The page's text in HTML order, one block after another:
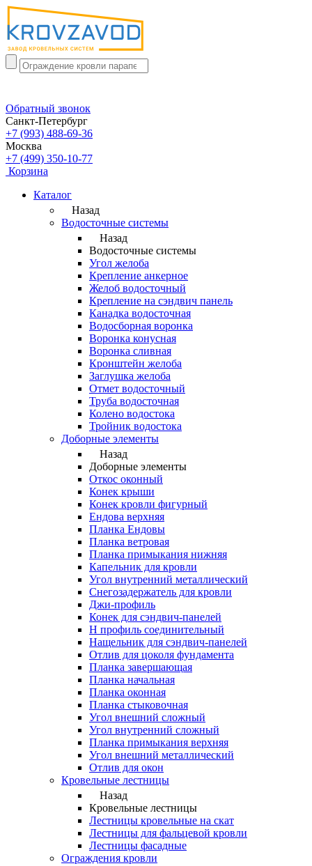
Обратный звонок
Санкт-Петербург
+7 (993) 488-69-36
Москва
+7 (499) 350-10-77
Корзина
Каталог
Назад
Водосточные системы
Назад
Водосточные системы
Угол желоба
Крепление анкерное
Желоб водосточный
Крепление на сэндвич панель
Канадка водосточная
Водосборная воронка
Воронка конусная
Воронка сливная
Кронштейн желоба
Заглушка желоба
Отмет водосточный
Труба водосточная
Колено водостока
Тройник водостока
Доборные элементы
Назад
Доборные элементы
Откос оконный
Конек крыши
Конек кровли фигурный
Ендова верхняя
Планка Ендовы
Планка ветровая
Планка примыкания нижняя
Капельник для кровли
Угол внутренний металлический
Снегозадержатель для кровли
Джи-профиль
Конек для сэндвич-панелей
Н профиль соединительный
Нащельник для сэндвич-панелей
Отлив для цоколя фундамента
Планка завершающая
Планка начальная
Планка оконная
Планка стыковочная
Угол внешний сложный
Угол внутренний сложный
Планка примыкания верхняя
Угол внешний металлический
Отлив для окон
Кровельные лестницы
Назад
Кровельные лестницы
Лестницы кровельные на скат
Лестницы для фальцевой кровли
Лестницы фасадные
Ограждения кровли